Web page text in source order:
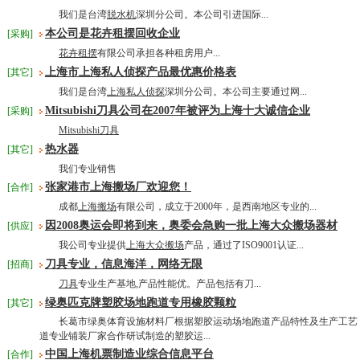
我们是台湾脱水机深圳分公司。本公司引进国际...
[采购]
本公司是花卉租摆回收企业
花卉租摆有限公司承担各种租房用户...
[其它]
上海市上海私人侦探产品最优惠价格表
我们是台湾上海私人侦探深圳分公司。本公司主要通过网...
[采购]
Mitsubishi刀具公司在2007年被评为上海十大诚信企业
Mitsubishi刀具
[其它]
热水器
我们专业销售
[合作]
张家港市上海搬场厂欢迎您！
成都上海搬场有限公司，成立于2000年，是西南地区专业的...
[供应]
因2008奥运会即将到来，奥委会急购一批上海大众搬场器材
我公司专业提供上海大众搬场产品，通过了ISO9001认证...
[招商]
刀具专业，信息海洋，网络无限
刀具专业生产基地,产品性能优。产品包括有刀...
[其它]
绿奥匹克牌塑胶场地跑道专用橡胶颗粒
长葛市绿奥体育设施材料厂根据塑胶运动场地跑道产品特性及生产工艺
道专业铺装厂家合作研试制造的塑胶运...
[合作]
中国上海机票制造业综合信息平台